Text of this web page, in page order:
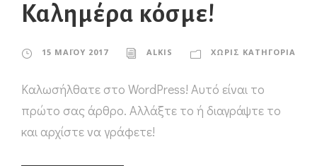
Καλημέρα κόσμε!
15 ΜΑΪ́ΟΥ 2017 ALKIS ΧΩΡΊΣ ΚΑΤΗΓΟΡΊΑ
Καλωσήλθατε στο WordPress! Αυτό είναι το
πρώτο σας άρθρο. Αλλάξτε το ή διαγράψτε το
και αρχίστε να γράφετε!